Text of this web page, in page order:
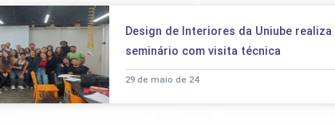
Programas de
Pesquisa e
Extensão
Design de Interiores da Uniube realiza
seminário com visita técnica
29 de maio de 24